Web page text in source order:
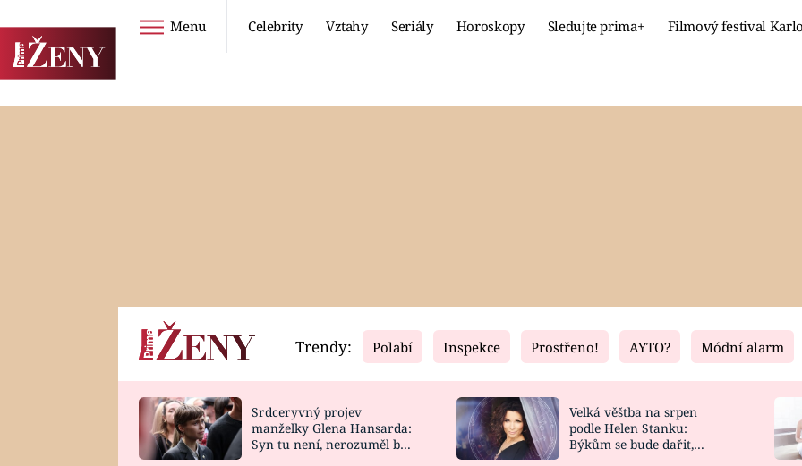
Menu Celebrity Vztahy Seriály Horoskopy Sledujte prima+ Filmový festival
Horoskopy
HOROSKOP NA
Video
CELEBRITY
VAŘENÍ
Fresh
NOVINKY
VIDEORECEPTY
Living
DESIGN
Trendy: Polabí Inspekce Prostřeno! AYTO? Módní alarm
Srdceryvný projev
manželky Glena Hansarda:
Syn tu není, nerozuměl by
Velká věštba na srpen
podle Helen Stanku:
Býkům se bude dařit,